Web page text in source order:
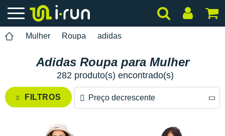
Mulher Roupa adidas
Adidas Roupa para Mulher
282 produto(s) encontrado(s)
FILTROS Preço decrescente